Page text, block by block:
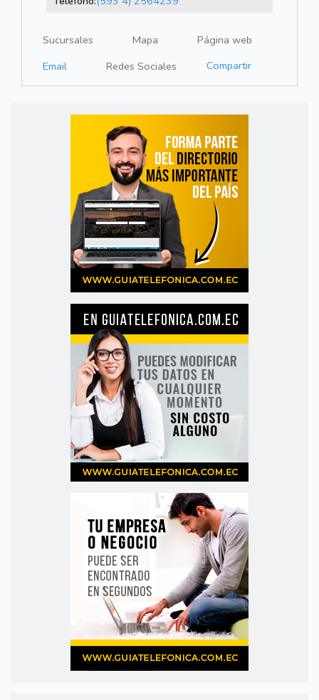
Sucursales Mapa
Página web
Email
Redes Sociales Compartir